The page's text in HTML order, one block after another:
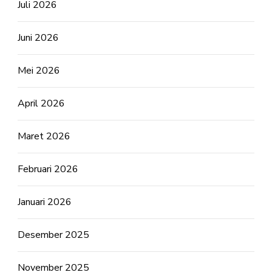
Juli 2026
Juni 2026
Mei 2026
April 2026
Maret 2026
Februari 2026
Januari 2026
Desember 2025
November 2025